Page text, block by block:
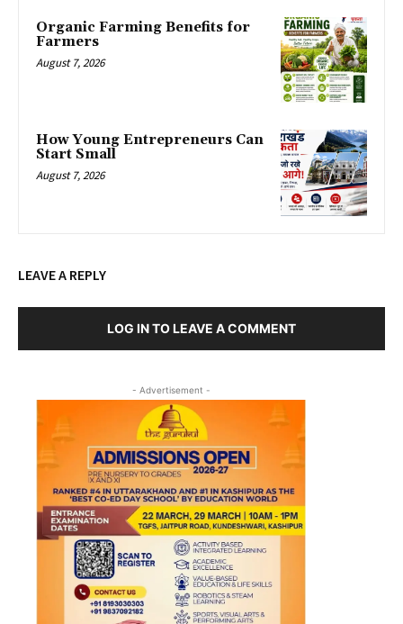
Organic Farming Benefits for
Farmers
August 7, 2026
How Young Entrepreneurs Can
Start Small
August 7, 2026
LEAVE A REPLY
LOG IN TO LEAVE A COMMENT
- Advertisement -